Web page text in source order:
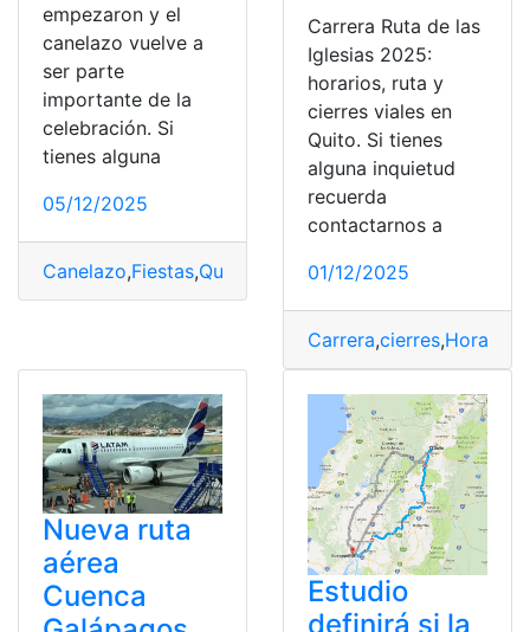
empezaron y el
canelazo vuelve a
ser parte
importante de la
celebración. Si
tienes alguna
05/12/2025
Canelazo,Fiestas,Quito
Carrera Ruta de las
Iglesias 2025:
horarios, ruta y
cierres viales en
Quito. Si tienes
alguna inquietud
recuerda
contactarnos a
01/12/2025
Carrera,cierres,Horarios
Nueva ruta
aérea
Cuenca
Estudio
definirá si la